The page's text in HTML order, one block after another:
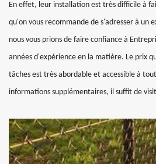
En effet, leur installation est très difficile à
qu'on vous recommande de s'adresser à un
nous vous prions de faire confiance à
années d'expérience en la matière. Le prix
tâches est très abordable et accessible à
informations supplémentaires, il suffit de